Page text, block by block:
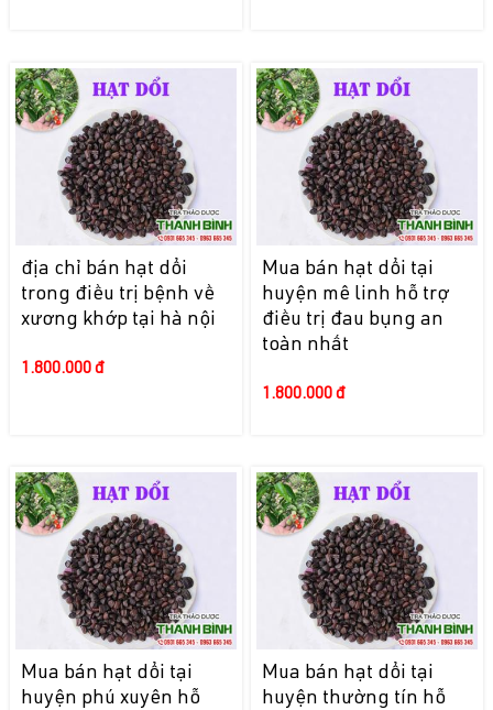
địa chỉ bán hạt dổi
trong điều trị bệnh về
xương khớp tại hà nội
1.800.000 đ
Mua bán hạt dổi tại
huyện mê linh hỗ trợ
điều trị đau bụng an
toàn nhất
1.800.000 đ
Mua bán hạt dổi tại
huyện phú xuyên hỗ
Mua bán hạt dổi tại
huyện thường tín hỗ